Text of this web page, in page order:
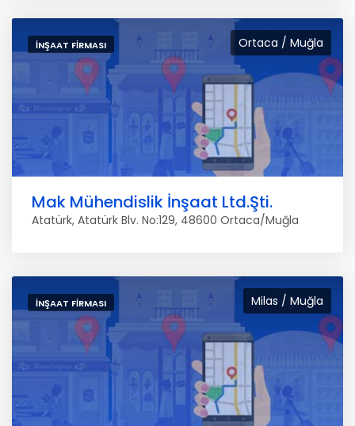
Ortaca / Muğla
İNŞAAT FIRMASI
Mak Mühendislik İnşaat Ltd.Şti.
Atatürk, Atatürk Blv. No:129, 48600 Ortaca/Muğla
Milas / Muğla
İNŞAAT FIRMASI